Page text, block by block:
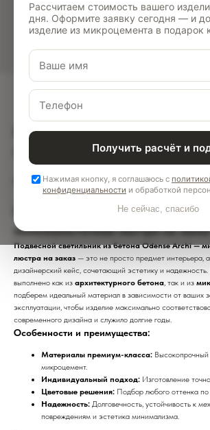
Рассчитаем стоимость вашего
дня. Оформите заявку сегодня — и
изделие из микроцемента в подарок
Получить расчёт и
Нажимая кнопку, я соглашаюсь с
конфиденциальности и обработкой
Не сейчас, спасибо
Подвесной светильник из
Archi — минималистичная
8 120 р.
Подвесной светильник из бетона
минималистичная люстра на заказ
Подвесной светильник из бетона Odense Archi —
люстра на заказ — это не просто предмет интерьера,
дизайнерский кейс, сочетающий эстетику и
выполнено как из архитектурного бетона, так и из
подберем идеальный материал в зависимости от ваших
эксплуатации, чтобы изделие максимально
современного дизайна и служило долгие годы.
Особенности и преимущества:
Материалы премиум-класса: Высокопрочный
микроцемент.
Индивидуальный подход: Изготовление
Цветовые решения: Подбор любого оттенка по
Надежность: Долговечность, устойчивость к
повреждениям и эстетика минимализма.